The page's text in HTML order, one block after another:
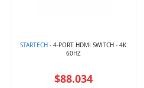
STARTECH - 4-PORT HDMI SWITCH - 4K
60HZ
$88.034